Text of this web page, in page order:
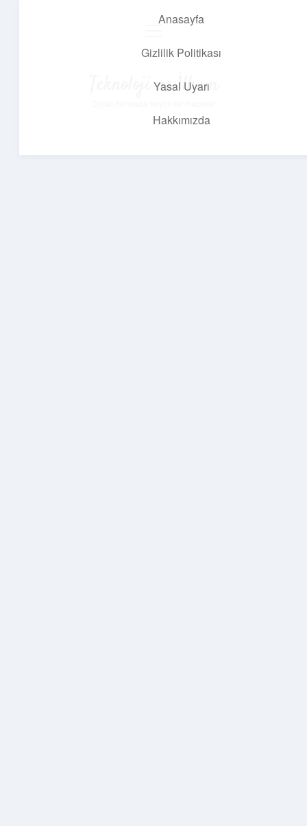
Anasayfa
Gizlilik Politikası
Yasal Uyarı
Hakkımızda
Teknoloji ve İlham